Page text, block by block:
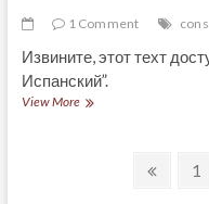
1 Comment
Извините, этот техт
Испанский”.
View More(Español)
Навигация
1